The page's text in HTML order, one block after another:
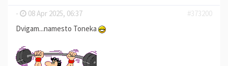
-
08 Apr 2025, 06:37
#373200
Dvigam...namesto Toneka